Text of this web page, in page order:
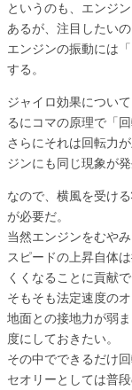
というのも、エンジ
あるが、注目したい
エンジンの振動には
する。
ジャイロ効果につい
るにコマの原理で「
さらにそれは回転力
ジンにも同じ現象が発
なので、横風を受け
が必要だ。
当然エンジンをむや
スピードの上昇自体
くくなることに貢献
そもそも法定速度の
地面との接地力が弱
度にしておきたい。
その中でできるだけ
セオリーとしては普